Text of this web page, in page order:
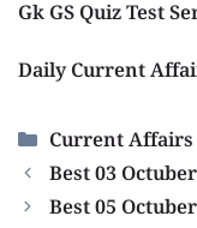
Gk GS Quiz Test
Daily Current
Categories
Current Affairs
Best 03
Best 05